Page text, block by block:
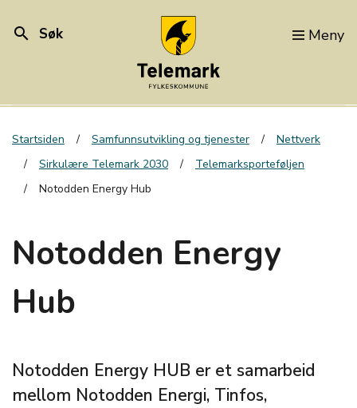
search Søk Meny
Startsiden Samfunnsutvikling og tjenester
Nettverk
Sirkulære Telemark 2030
Telemarksporteføljen
Notodden Energy Hub
Notodden Energy
Hub
Notodden Energy HUB er et samarbeid
mellom Notodden Energi, Tinfos,